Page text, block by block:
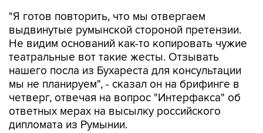
"Я готов повторить, что мы отвергаем
выдвинутые румынской стороной претензии.
Не видим оснований как-то копировать чужие
театральные вот такие жесты. Отзывать
нашего посла из Бухареста для консультации
мы не планируем", - сказал он на брифинге в
четверг, отвечая на вопрос "Интерфакса" об
ответных мерах на высылку российского
дипломата из Румынии.